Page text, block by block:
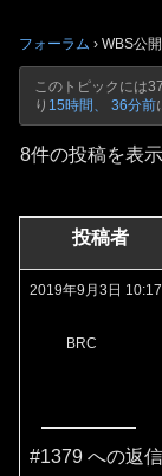
フォーラム › WBS公
このトピックには
り 15時間、 36分前
8件の投稿を表
投稿者
2019年9月3日 10:17
BRC
#1379 への返信